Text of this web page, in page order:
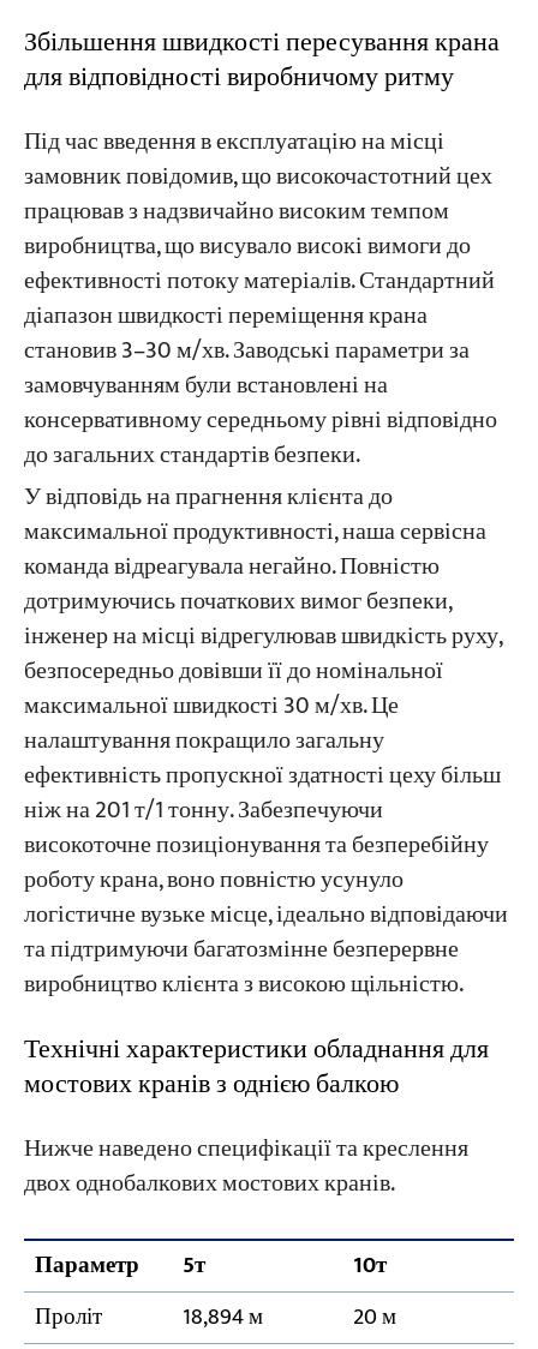
Збільшення швидкості пересування крана
для відповідності виробничому ритму
Під час введення в експлуатацію на місці
замовник повідомив, що високочастотний цех
працював з надзвичайно високим темпом
виробництва, що висувало високі вимоги до
ефективності потоку матеріалів. Стандартний
діапазон швидкості переміщення крана
становив 3–30 м/хв. Заводські параметри за
замовчуванням були встановлені на
консервативному середньому рівні відповідно
до загальних стандартів безпеки.
У відповідь на прагнення клієнта до
максимальної продуктивності, наша сервісна
команда відреагувала негайно. Повністю
дотримуючись початкових вимог безпеки,
інженер на місці відрегулював швидкість руху,
безпосередньо довівши її до номінальної
максимальної швидкості 30 м/хв. Це
налаштування покращило загальну
ефективність пропускної здатності цеху більш
ніж на 201 т/1 тонну. Забезпечуючи
високоточне позиціонування та безперебійну
роботу крана, воно повністю усунуло
логістичне вузьке місце, ідеально відповідаючи
та підтримуючи багатозмінне безперервне
виробництво клієнта з високою щільністю.
Технічні характеристики обладнання для
мостових кранів з однією балкою
Нижче наведено специфікації та креслення
двох однобалкових мостових кранів.
Параметр 5т
10т
Проліт
18,894 м
20 м